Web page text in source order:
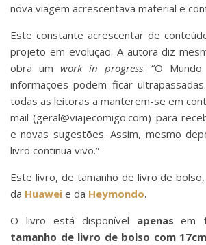
nova viagem acrescentava material e
Este constante acrescentar de
projeto em evolução. A autora diz
obra um work in progress: “O
informações podem ficar
todas as leitoras a manterem-se em
mail (geral@viajecomigo.com) para
e novas sugestões. Assim, mesmo
livro continua vivo.”
Este livro, de tamanho de livro de
da Huawei e da Heymondo.
O livro está disponível apenas em
tamanho de livro de bolso com